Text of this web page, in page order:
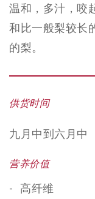
温和，多汁，咬
和比一般梨较长
的梨。
供货时间
九月中到六月中
营养价值
高纤维